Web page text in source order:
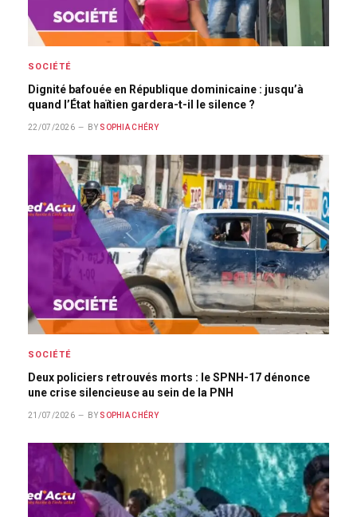
SOCIÉTÉ
Dignité bafouée en République dominicaine : jusqu’à
quand l’État haïtien gardera-t-il le silence ?
22/07/2026 BY SOPHIA CHÉRY
SOCIÉTÉ
Deux policiers retrouvés morts : le SPNH-17 dénonce
une crise silencieuse au sein de la PNH
21/07/2026 BY SOPHIA CHÉRY